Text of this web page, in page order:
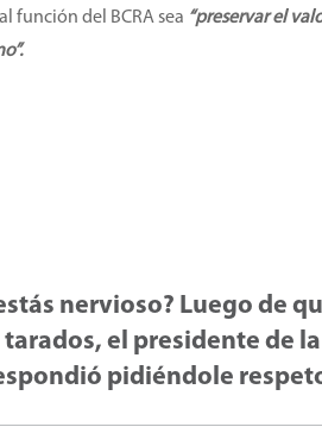
función del BCRA sea “preservar el
nervioso? Luego de
el presidente de la
pidiéndole